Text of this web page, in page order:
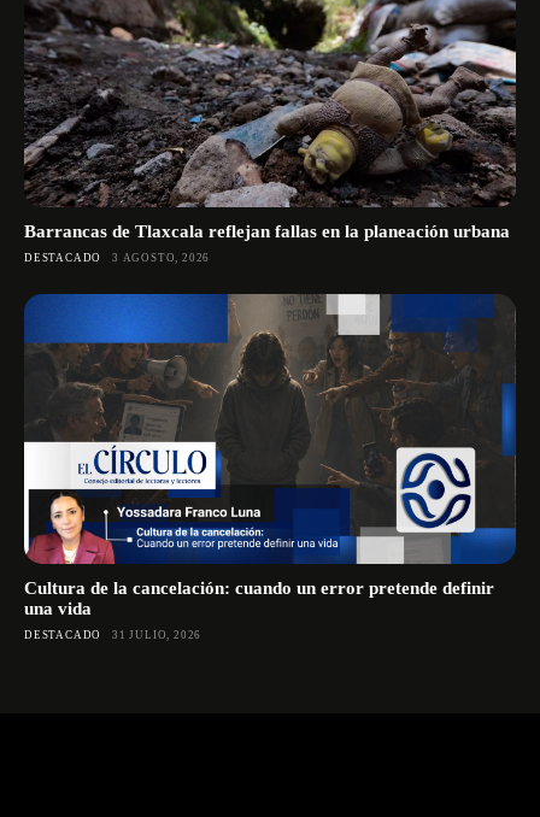
Barrancas de Tlaxcala reflejan fallas en la planeación urbana
DESTACADO 3 AGOSTO, 2026
Cultura de la cancelación: cuando un error pretende definir
una vida
DESTACADO 31 JULIO, 2026